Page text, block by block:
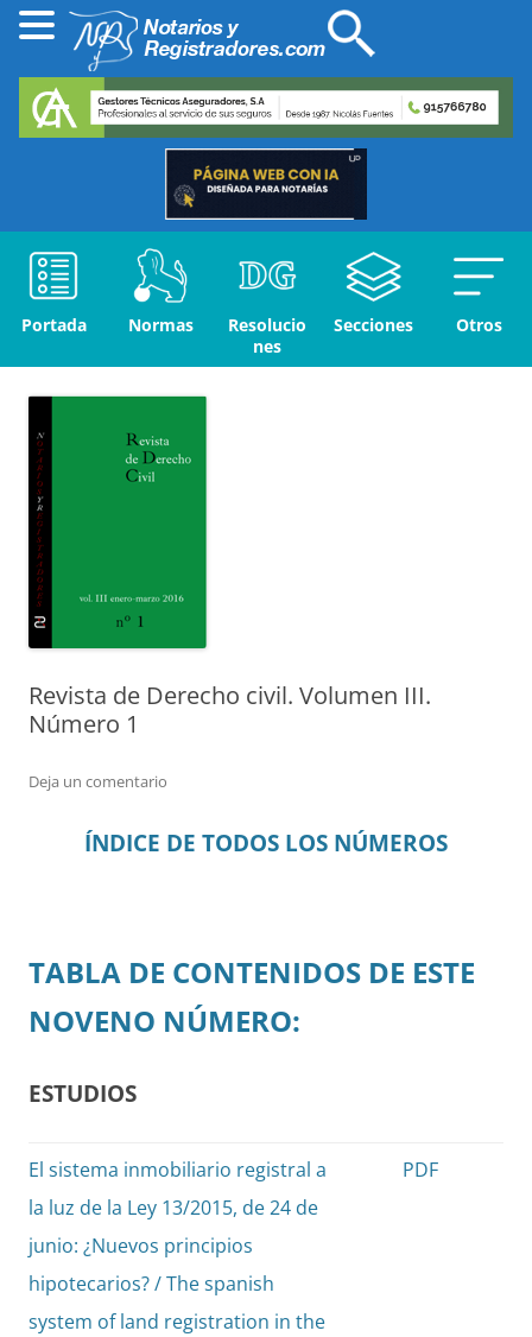
Portada Normas
Resolucio
nes
Secciones Otros
Revista de Derecho civil. Volumen III.
Número 1
Deja un comentario
ÍNDICE DE TODOS LOS NÚMEROS
TABLA DE CONTENIDOS DE ESTE
NOVENO NÚMERO:
ESTUDIOS
El sistema inmobiliario registral a
la luz de la Ley 13/2015, de 24 de
junio: ¿Nuevos principios
hipotecarios? / The spanish
system of land registration in the
PDF